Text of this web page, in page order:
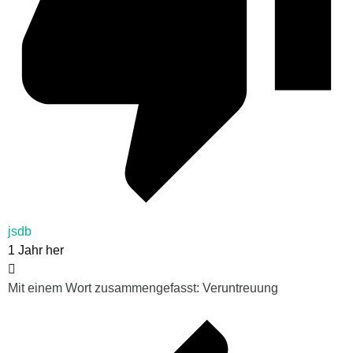
jsdb
1 Jahr her
Mit einem Wort zusammengefasst: Veruntreuung